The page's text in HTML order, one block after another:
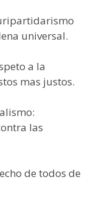
universal.
a la
mas justos.
las
de todos de